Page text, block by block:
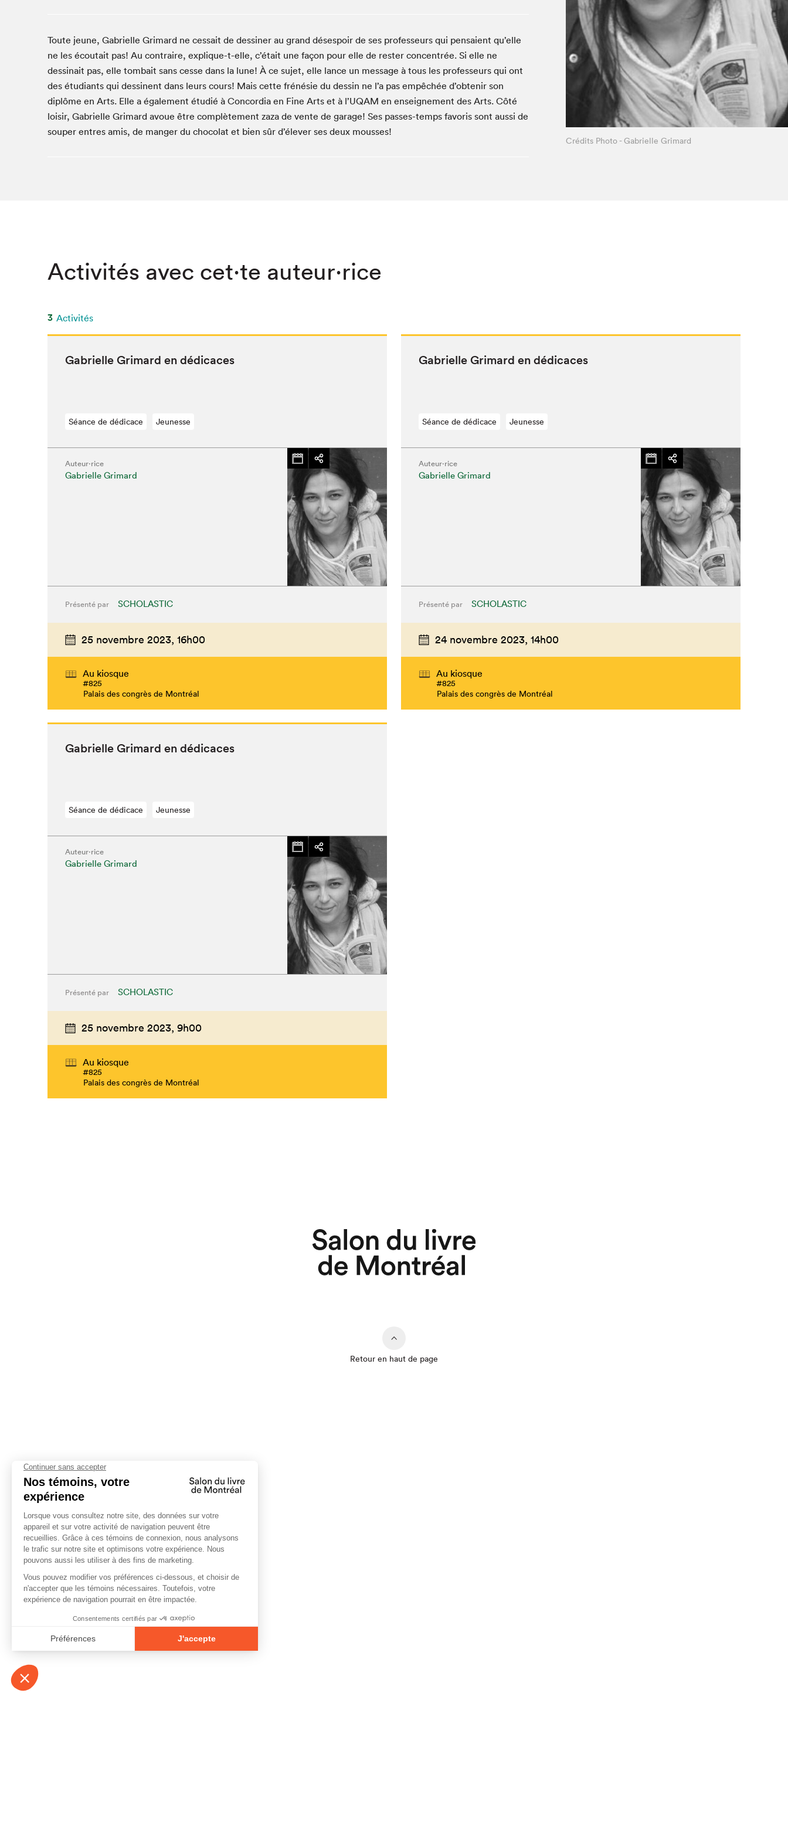
Espace jeunesse présenté par Desjardins
Espace Radio-Canada
Espace Zines
La cabane à culture
La lecture en cadeau
La Maison des libraires
Le grand jeu de lecture à voix haute du Salon du livre
de Montréal
Le Salon dans ta classe
Lettres québécoises au Salon
Liseur Public
Louisiane enracinée et branchée
Matinées scolaires Hydro-Québec
À propos du Salon
Liste des exposant·e·s
Liste des auteur·rice·s
Toute jeune, Gabrielle Grimard ne cessait de dessiner au grand désespoir de ses professeurs qui pensaient qu’elle
ne les écoutait pas! Au contraire, explique-t-elle, c’était une façon pour elle de rester concentrée. Si elle ne
dessinait pas, elle tombait sans cesse dans la lune! À ce sujet, elle lance un message à tous les professeurs qui ont
des étudiants qui dessinent dans leurs cours! Mais cette frénésie du dessin ne l’a pas empêchée d’obtenir son
diplôme en Arts. Elle a également étudié à Concordia en Fine Arts et à l’UQAM en enseignement des Arts. Côté
loisir, Gabrielle Grimard avoue être complètement zaza de vente de garage! Ses passes-temps favoris sont aussi de
souper entres amis, de manger du chocolat et bien sûr d’élever ses deux mousses!
Crédits Photo - Gabrielle Grimard
Activités avec cet·te auteur·rice
3 Activités
Gabrielle Gri­mard en dédicaces
Séance de dédicace Jeunesse
Auteur·rice
Gabrielle Grimard
Présenté par SCHOLASTIC
25 novembre 2023, 16h00
Au kiosque
#825
Palais des congrès de Montréal
Gabrielle Gri­mard en dédicaces
Séance de dédicace Jeunesse
Auteur·rice
Gabrielle Grimard
Présenté par SCHOLASTIC
24 novembre 2023, 14h00
Au kiosque
#825
Palais des congrès de Montréal
Gabrielle Gri­mard en dédicaces
Séance de dédicace Jeunesse
Auteur·rice
Gabrielle Grimard
Présenté par SCHOLASTIC
25 novembre 2023, 9h00
Au kiosque
#825
Palais des congrès de Montréal
Retour en haut de page